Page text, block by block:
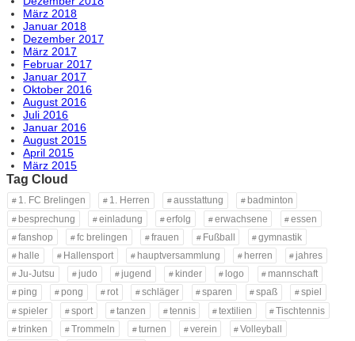
März 2018
Januar 2018
Dezember 2017
März 2017
Februar 2017
Januar 2017
Oktober 2016
August 2016
Juli 2016
Januar 2016
August 2015
April 2015
März 2015
Tag Cloud
1. FC Brelingen 1. Herren ausstattung
badminton
besprechung
einladung erfolg erwachsene
essen
fanshop
fc brelingen frauen Fußball
gymnastik
halle
Hallensport hauptversammlung herren
jahres
Ju-Jutsu
judo jugend kinder logo
mannschaft
ping
pong rot schläger sparen spaß
spiel
spieler
sport tanzen tennis textilien
Tischtennis
trinken
Trommeln turnen verein
Volleyball